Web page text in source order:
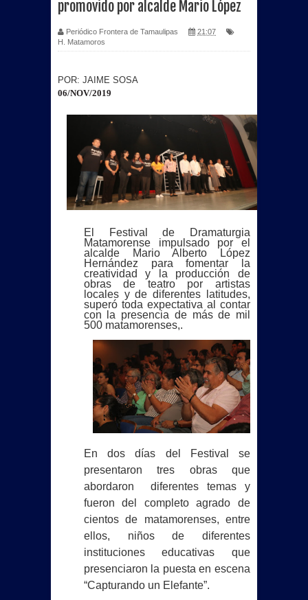
fueron consumidas por incendio en
bodega de PepsiCo en Matamoros
Planilla Rosa fuerte aspirante para
contender por el SNTISSSTE en
Tamaulipas.
Beto Granados acompaña graduación
del Jardín de Niños “Profesora y
Licenciada Ada H. Siller Flores”
INAUGURA BETO GRANADOS SERIE
NACIONAL DE LIGAS PEQUEÑAS EN
MATAMOROS
Beto Granados da banderazo a
nuevas obras de pavimentación en la
colonia La Estrella
GRUPO VOLUNTARIO GUERREROS
AMBULANCIAS AGRADECE A BETO
GRANADOS POR ATENDER Y DAR
RESPUESTA FAVORABLE A SUS
promovido por alcalde Mario López
Periódico Frontera de Tamaulipas
21:07
H. Matamoros
POR: JAIME SOSA
06/NOV/2019
El Festival de Dramaturgia
Matamorense impulsado por el
alcalde Mario Alberto López
Hernández para fomentar la
creatividad y la producción de
obras de teatro por artistas
locales y de diferentes latitudes,
superó toda expectativa al contar
con la presencia de más de mil
500 matamorenses,.
En dos días del Festival se
presentaron tres obras que
abordaron
diferentes temas y
fueron del completo agrado de
cientos de matamorenses, entre
ellos, niños de diferentes
instituciones educativas que
presenciaron la puesta en escena
“Capturando un Elefante”.